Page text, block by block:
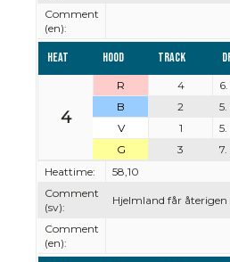
Comment
(en):
Heat Hood Track
4
R 4
B
2
V
1
G
3
Heattime:
58,10
Comment
(sv):
Hjelmland får
Comment
(en):